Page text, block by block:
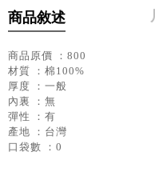
商品敘述
商品原價 ：800
材質 ：棉100%
厚度 ：一般
內裏 ：無
彈性 ：有
產地 ：台灣
口袋數 ：0